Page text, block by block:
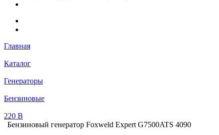
Главная
Каталог
Генераторы
Бензиновые
220 В
Бензиновый генератор Foxweld Expert G7500ATS 4090